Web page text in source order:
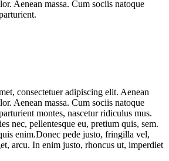
Aenean massa. Cum sociis natoque
consectetuer adipiscing elit. Aenean
Aenean massa. Cum sociis natoque
montes, nascetur ridiculus mus.
nec, pellentesque eu, pretium quis, sem.
enim.Donec pede justo, fringilla vel,
arcu. In enim justo, rhoncus ut, imperdiet